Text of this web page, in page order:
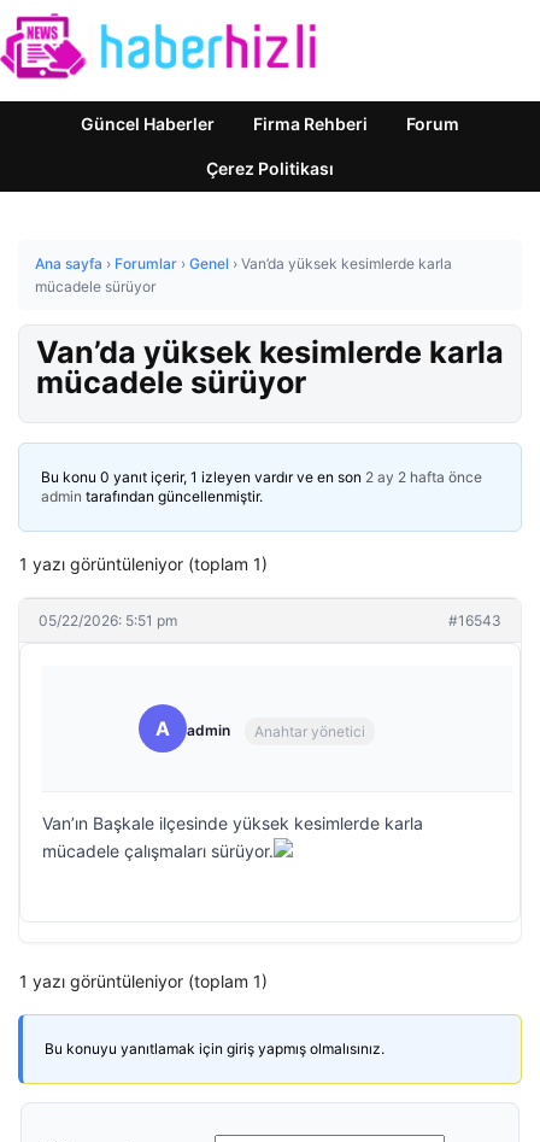
Güncel Haberler Firma Rehberi Forum
Çerez Politikası
Ana sayfa › Forumlar › Genel › Van’da yüksek kesimlerde karla
mücadele sürüyor
Van’da yüksek kesimlerde karla
mücadele sürüyor
Bu konu 0 yanıt içerir, 1 izleyen vardır ve en son 2 ay 2 hafta önce
admin tarafından güncellenmiştir.
1 yazı görüntüleniyor (toplam 1)
05/22/2026: 5:51 pm #16543
A admin Anahtar yönetici
Van’ın Başkale ilçesinde yüksek kesimlerde karla
mücadele çalışmaları sürüyor.
1 yazı görüntüleniyor (toplam 1)
Bu konuyu yanıtlamak için giriş yapmış olmalısınız.